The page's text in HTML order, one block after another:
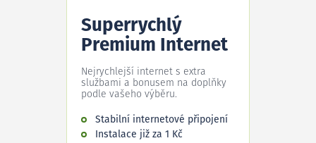
Superrychlý
Premium Internet
Nejrychlejší internet s extra
službami a bonusem na doplňky
podle vašeho výběru.
Stabilní internetové připojení
Instalace již za 1 Kč